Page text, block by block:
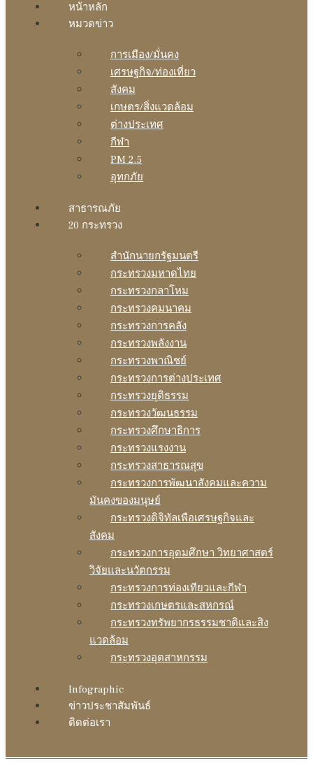
หน้าหลัก
หมวดข่าว
การเมือง/มั่นคง
เศรษฐกิจ/ท่องเที่ยว
สังคม
เกษตร/สิ่งแวดล้อม
ต่างประเทศ
กีฬา
PM 2.5
อุทกภัย
สาธารณภัย
20 กระทรวง
สํานักนายกรัฐมนตรี
กระทรวงมหาดไทย
กระทรวงกลาโหม
กระทรวงคมนาคม
กระทรวงการคลัง
กระทรวงพลังงาน
กระทรวงพาณิชย์
กระทรวงการต่างประเทศ
กระทรวงยุติธรรม
กระทรวงวัฒนธรรม
กระทรวงศึกษาธิการ
กระทรวงแรงงาน
กระทรวงสาธารณสุข
กระทรวงการพัฒนาสังคมและความ
มันคงของมนุษย์
กระทรวงดิจิทัลเพือเศรษฐกิจและ
สังคม
กระทรวงการอุดมศึกษา วิทยาศาสตร์
วิจัยและนวัตกรรม
กระทรวงการท่องเทียวและกีฬา
กระทรวงเกษตรและสหกรณ์
กระทรวงทรัพยากรธรรมชาติและสิง
แวดล้อม
กระทรวงอุตสาหกรรม
Infographic
ข่าวประชาสัมพันธ์
ติดต่อเรา